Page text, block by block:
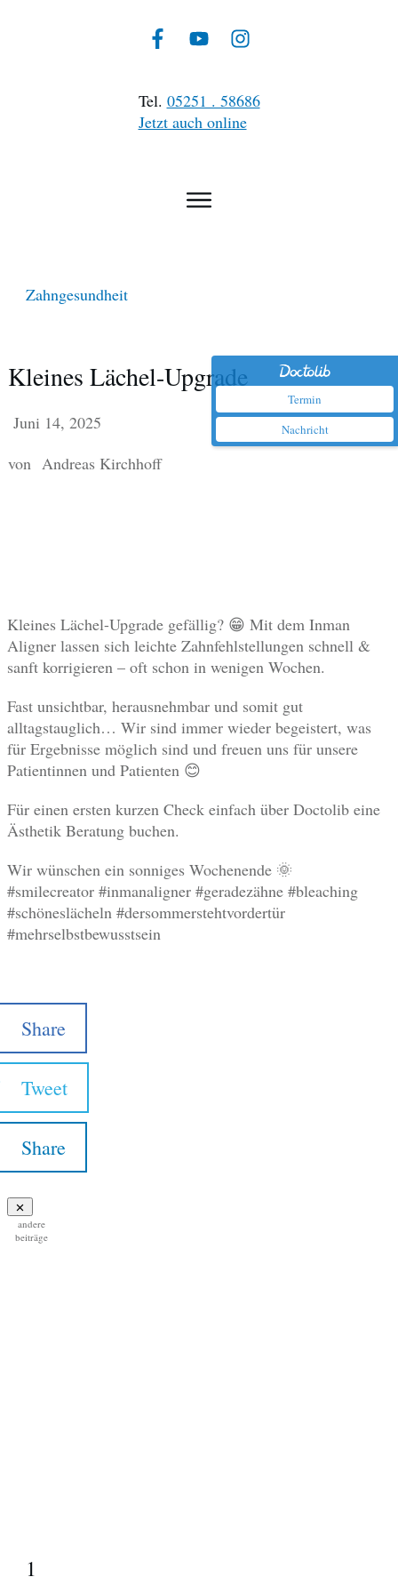
Termin
Nachricht
Tel. 05251 . 58686
Jetzt auch online
Zahngesundheit
Kleines Lächel-Upgrade
Juni 14, 2025
von Andreas Kirchhoff
Kleines Lächel-Upgrade gefällig? 😁 Mit dem Inman
Aligner lassen sich leichte Zahnfehlstellungen schnell &
sanft korrigieren – oft schon in wenigen Wochen.
Fast unsichtbar, herausnehmbar und somit gut
alltagstauglich… Wir sind immer wieder begeistert, was
für Ergebnisse möglich sind und freuen uns für unsere
Patientinnen und Patienten 😊
Für einen ersten kurzen Check einfach über Doctolib eine
Ästhetik Beratung buchen.
Wir wünschen ein sonniges Wochenende 🌞
#smilecreator #inmanaligner #geradezähne #bleaching
#schöneslächeln #dersommerstehtvordertür
#mehrselbstbewusstsein
Share
Tweet
Share
andere
beiträge
1